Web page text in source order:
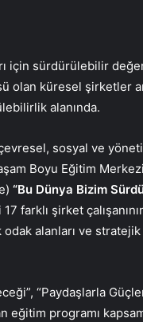
için sürdürülebilir
olan küresel şirketler
alanında.
çevresel, sosyal ve
Boyu Eğitim
“Bu Dünya Bizim
farklı şirket
odak alanları ve
“Paydaşlarla
eğitim programı